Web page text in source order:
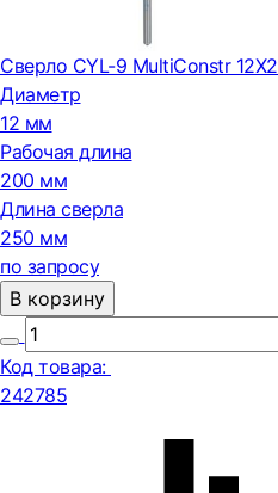
Сверло CYL-9 MultiConstr
Диаметр
12 мм
Рабочая длина
200 мм
Длина сверла
250 мм
по запросу
В корзину
Код товара:
242785